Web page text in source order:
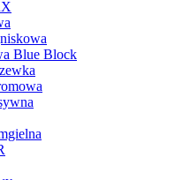
Blue Block